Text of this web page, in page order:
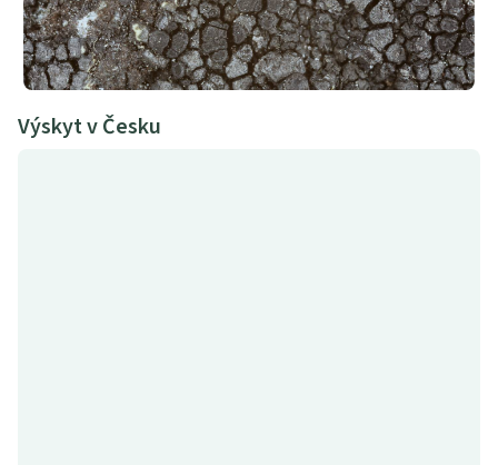
Výskyt v Česku